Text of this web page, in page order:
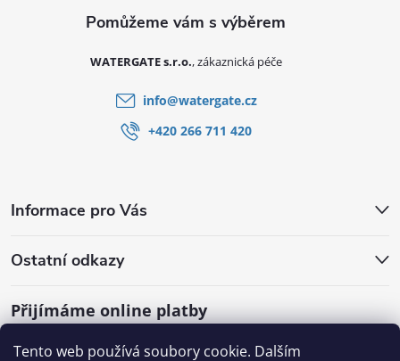
Tento web používá soubory cookie. Dalším
Informace pro Vás
Ostatní odkazy
Přijímáme online platby
WATERGATE s.r.o.
info@watergate.cz
+420 266 711 420